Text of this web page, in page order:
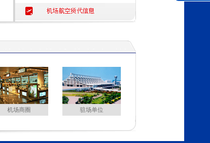
机场商圈 驻场单位